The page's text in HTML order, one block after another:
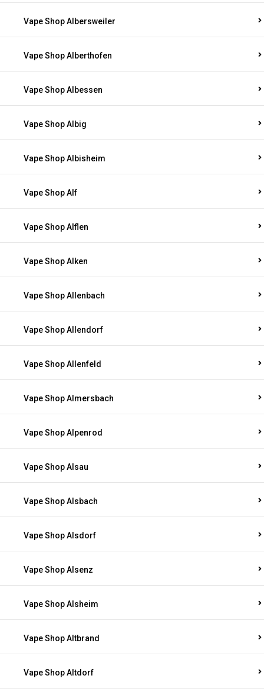
Vape Shop Albersweiler
Vape Shop Alberthofen
Vape Shop Albessen
Vape Shop Albig
Vape Shop Albisheim
Vape Shop Alf
Vape Shop Alflen
Vape Shop Alken
Vape Shop Allenbach
Vape Shop Allendorf
Vape Shop Allenfeld
Vape Shop Almersbach
Vape Shop Alpenrod
Vape Shop Alsau
Vape Shop Alsbach
Vape Shop Alsdorf
Vape Shop Alsenz
Vape Shop Alsheim
Vape Shop Altbrand
Vape Shop Altdorf